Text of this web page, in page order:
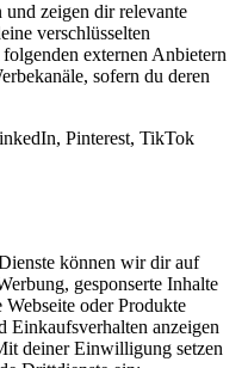
zeigen dir relevante
verschlüsselten
externen Anbietern
sofern du deren
Pinterest, TikTok
können wir dir auf
gesponserte Inhalte
oder Produkte
Einkaufsverhalten anzeigen
deiner Einwilligung setzen